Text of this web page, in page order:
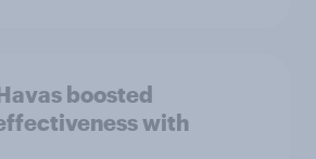
boosted
with